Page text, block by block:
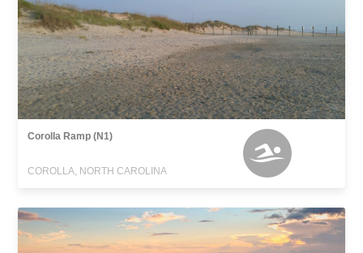
Corolla Ramp (N1)
COROLLA, NORTH CAROLINA